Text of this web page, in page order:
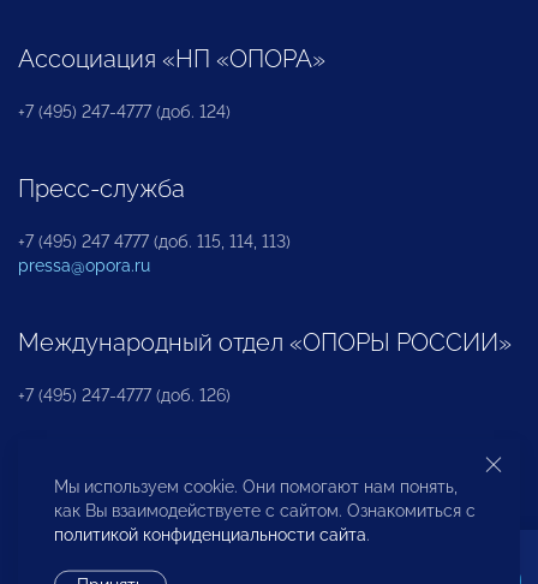
Ассоциация «НП «ОПОРА»
+7 (495) 247-4777 (доб. 124)
Пресс-служба
+7 (495) 247 4777 (доб. 115, 114, 113)
pressa@opora.ru
Международный отдел «ОПОРЫ РОССИИ»
+7 (495) 247-4777 (доб. 126)
Бюро по защите прав предпринимателей и
инвесторов
Мы используем cookie. Они помогают нам понять,
как Вы взаимодействуете с сайтом. Ознакомиться с
политикой конфиденциальности сайта.